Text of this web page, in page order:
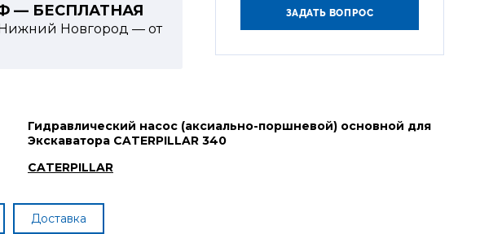
— БЕСПЛАТНАЯ
Новгород — от
Гидравлический насос (аксиально-поршневой) основной для
Экскаватора CATERPILLAR 340
CATERPILLAR
Доставка